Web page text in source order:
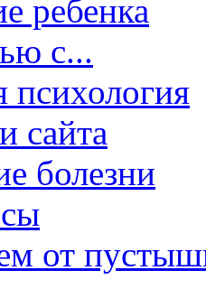
ребенка
с...
психология
сайта
болезни
от